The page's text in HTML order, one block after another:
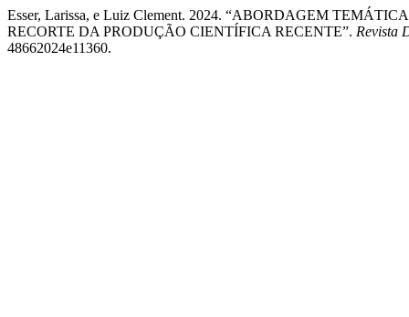
Esser, Larissa, e Luiz Clement. 2024. “ABORDAGEM
RECORTE DA PRODUÇÃO CIENTÍFICA RECENTE”. Revista
48662024e11360.